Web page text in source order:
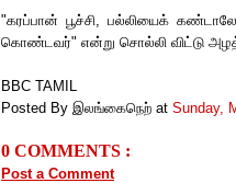
"கரப்பான் பூச்சி, பல்லியைக்
கொண்டவர்" என்று சொல்லி விட்டு
BBC TAMIL
Posted By இலங்கைநெற் at Sunday,
0 COMMENTS :
Post a Comment